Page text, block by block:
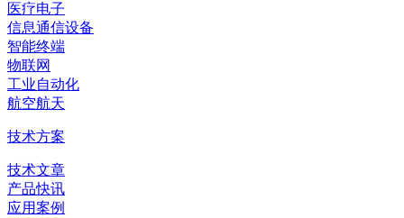
医疗电子
信息通信设备
智能终端
物联网
工业自动化
航空航天
技术方案
技术文章
产品快讯
应用案例